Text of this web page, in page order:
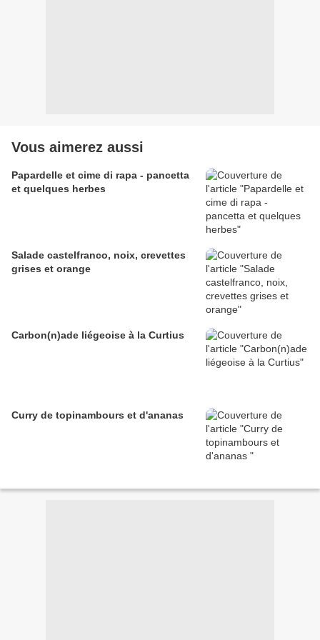
Vous aimerez aussi
Papardelle et cime di rapa - pancetta
et quelques herbes
Salade castelfranco, noix, crevettes
grises et orange
Carbon(n)ade liégeoise à la Curtius
Curry de topinambours et d'ananas